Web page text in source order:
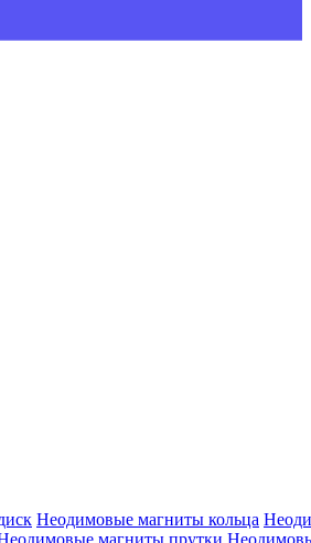
Неодимовые магниты кольца
магниты прутки